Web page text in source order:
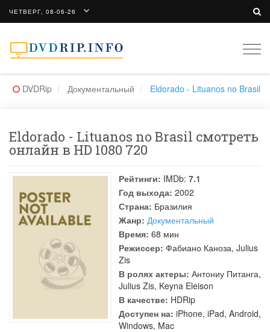
ЧЕТВЕРГ, 08-06-26
DVDRip Документальный Eldorado - Lituanos no Brasil
Eldorado - Lituanos no Brasil смотреть
онлайн в HD 1080 720
Рейтинги: IMDb: 7.1
Год выхода: 2002
Страна: Бразилия
Жанр: Документальный
Время: 68 мин
Режиссер: Фабиано Каноза, Julius
Zis
В ролях актеры: Антониу Питанга,
Julius Zis, Keyna Eleison
В качестве: HDRip
Доступен на: iPhone, iPad, Android,
Windows, Mac